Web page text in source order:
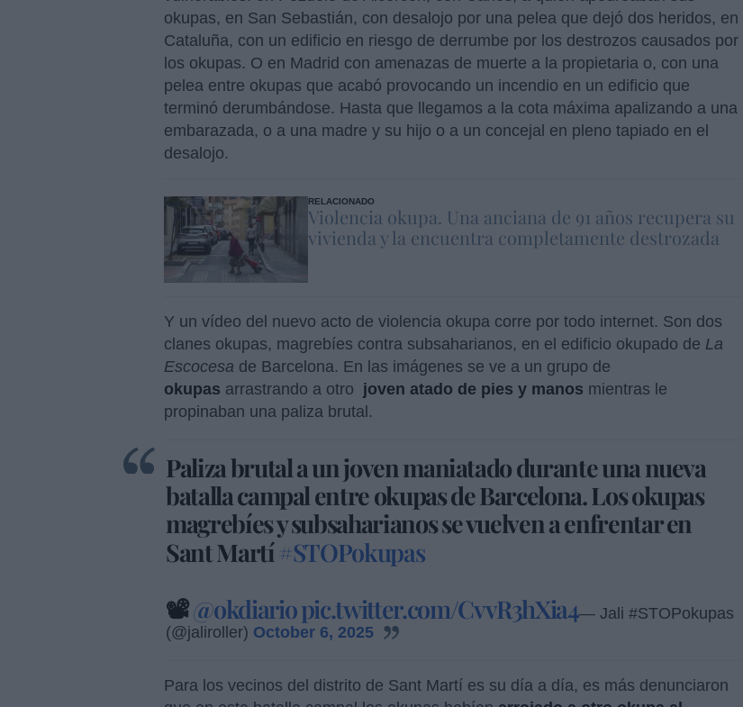
okupas, en San Sebastián, con desalojo por una pelea que dejó dos heridos, en
Cataluña, con un edificio en riesgo de derrumbe por los destrozos causados por
los okupas. O en Madrid con amenazas de muerte a la propietaria o, con una
pelea entre okupas que acabó provocando un incendio en un edificio que
terminó derumbándose. Hasta que llegamos a la cota máxima apalizando a una
embarazada, o a una madre y su hijo o a un concejal en pleno tapiado en el
desalojo.
RELACIONADO
Violencia okupa. Una anciana de 91 años recupera su
vivienda y la encuentra completamente destrozada
Y un vídeo del nuevo acto de violencia okupa corre por todo internet. Son dos
clanes okupas, magrebíes contra subsaharianos, en el edificio okupado de La
Escocesa de Barcelona. En las imágenes se ve a un grupo de
okupas arrastrando a otro joven atado de pies y manos mientras le
propinaban una paliza brutal.
Paliza brutal a un joven maniatado durante una nueva
batalla campal entre okupas de Barcelona. Los okupas
magrebíes y subsaharianos se vuelven a enfrentar en
Sant Martí #STOPokupas
📽️@okdiariopic.twitter.com/CvvR3hXia4— Jali #STOPokupas
(@jaliroller) October 6, 2025
Para los vecinos del distrito de Sant Martí es su día a día, es más denunciaron